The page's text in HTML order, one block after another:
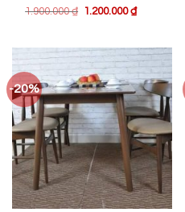
1.900.000₫ 1.200.000₫
-20%